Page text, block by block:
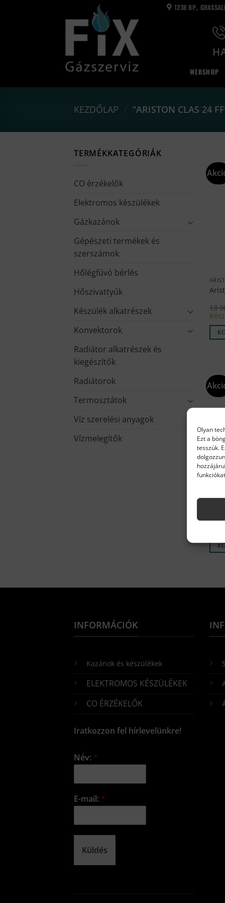
Olyan
Ezt a
tesszük.
1238 BP.,
WEBSHOP
KEZDŐLAP / “ARISTON CLAS 24
TERMÉKKATEGÓRIÁK
CO érzékelők
Elektromos készülékek
Gázkazánok
Gépészeti termékek és
szerszámok
Hőlégfúvó bérlés
Hőszivattyúk
Készülék alkatrészek
Konvektorok
Radiátor alkatrészek és
kiegészítők
Radiátorok
Termosztátok
Víz szerelési anyagok
Vízmelegítők
13
2
INFORMÁCIÓK
Kazánok és készülékek
ELEKTROMOS KÉSZÜLÉKEK
CO ÉRZÉKELŐK
Iratkozzon fel hírlevelünkre!
Név: *
E-mail: *
Küldés